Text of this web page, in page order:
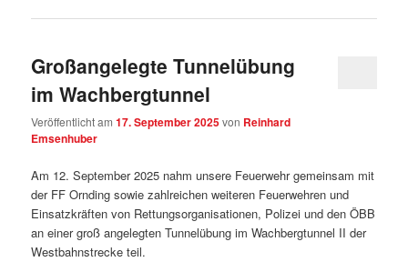
Großangelegte Tunnelübung
im Wachbergtunnel
Veröffentlicht am17. September 2025von Reinhard
Emsenhuber
Am 12. September 2025 nahm unsere Feuerwehr gemeinsam mit
der FF Ornding sowie zahlreichen weiteren Feuerwehren und
Einsatzkräften von Rettungsorganisationen, Polizei und den ÖBB
an einer groß angelegten Tunnelübung im Wachbergtunnel II der
Westbahnstrecke teil.